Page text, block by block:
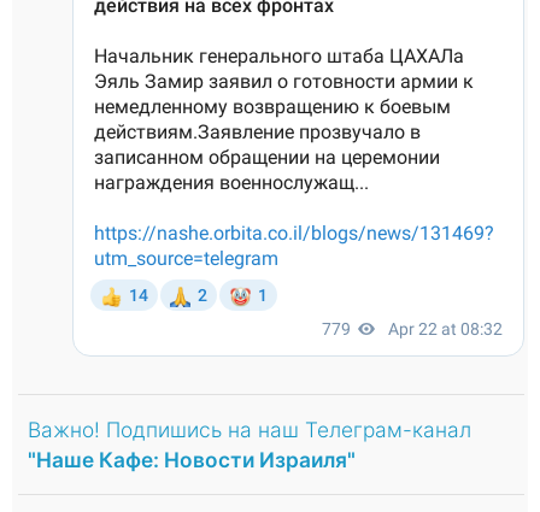
Важно! Подпишись на наш Телеграм-канал
"Наше Кафе: Новости Израиля"